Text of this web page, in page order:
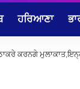
ਹਰਿਆਣਾ
ਕਰਨਗੇ